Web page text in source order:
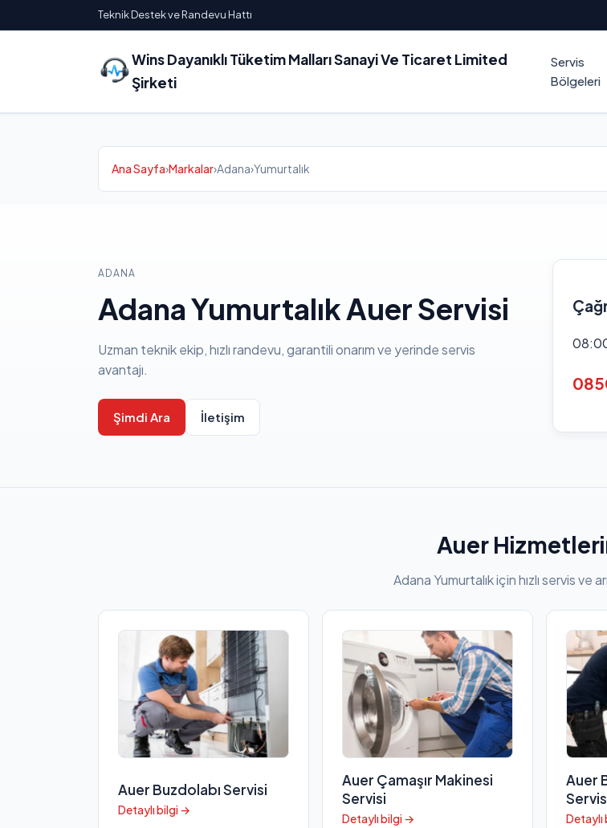
Teknik Destek ve Randevu Hattı
Wins Dayanıklı Tüketim Malları Sanayi Ve Ticaret Limited
Şirketi
Servis
Bölgeleri
Ana Sayfa›Markalar›Adana›Yumurtalık
ADANA
Adana Yumurtalık Auer Servisi
Uzman teknik ekip, hızlı randevu, garantili onarım ve yerinde servis
avantajı.
Şimdi Ara İletişim
Auer
Adana Yumurtalık için hızlı servis ve
Auer Buzdolabı Servisi
Detaylı bilgi →
Auer Çamaşır Makinesi
Servisi
Detaylı bilgi →
Auer